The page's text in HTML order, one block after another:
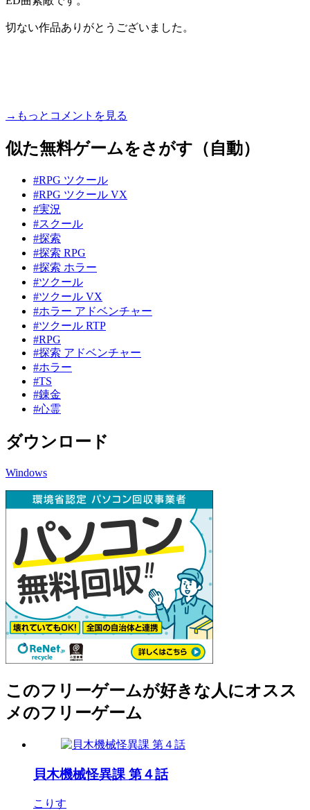
切ない作品ありがとうございました。
→もっとコメントを見る
似た無料ゲームをさがす（自動）
#RPG ツクール
#RPG ツクール VX
#実況
#スクール
#探索
#探索 RPG
#探索 ホラー
#ツクール
#ツクール VX
#ホラー アドベンチャー
#ツクール RTP
#RPG
#探索 アドベンチャー
#ホラー
#TS
#錬金
#心霊
ダウンロード
Windows
このフリーゲームが好きな人にオスス
メのフリーゲーム
貝木機械怪異課 第４話
こりす